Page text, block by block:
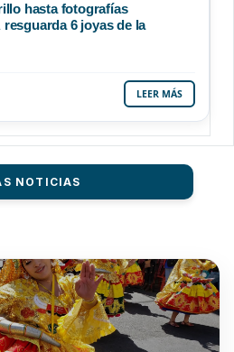
hasta fotografías
6 joyas de la
LEER MÁS
NOTICIAS